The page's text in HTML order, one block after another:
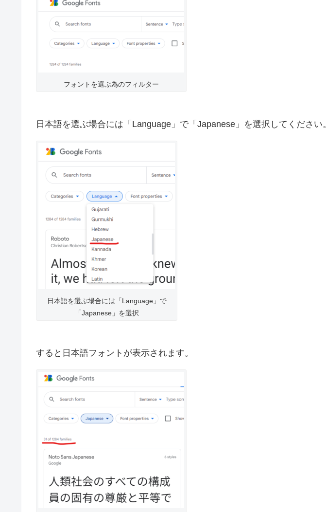
フォントを選ぶ為のフィルター
日本語を選ぶ場合には「Language」で「Japanese」を選択してください。
日本語を選ぶ場合には「Language」で
「Japanese」を選択
すると日本語フォントが表示されます。